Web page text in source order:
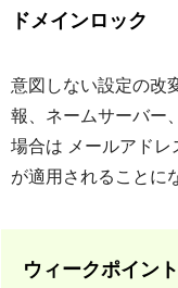
ドメインロック
意図しない設定の改
報、ネームサーバー
場合は メールアド
が適用されることに
ウィークポイン